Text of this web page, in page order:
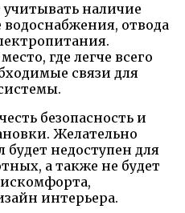
учитывать наличие
отвода
где легче всего
связи для
безопасность и
Желательно
будет недоступен для
а также не будет
интерьера.